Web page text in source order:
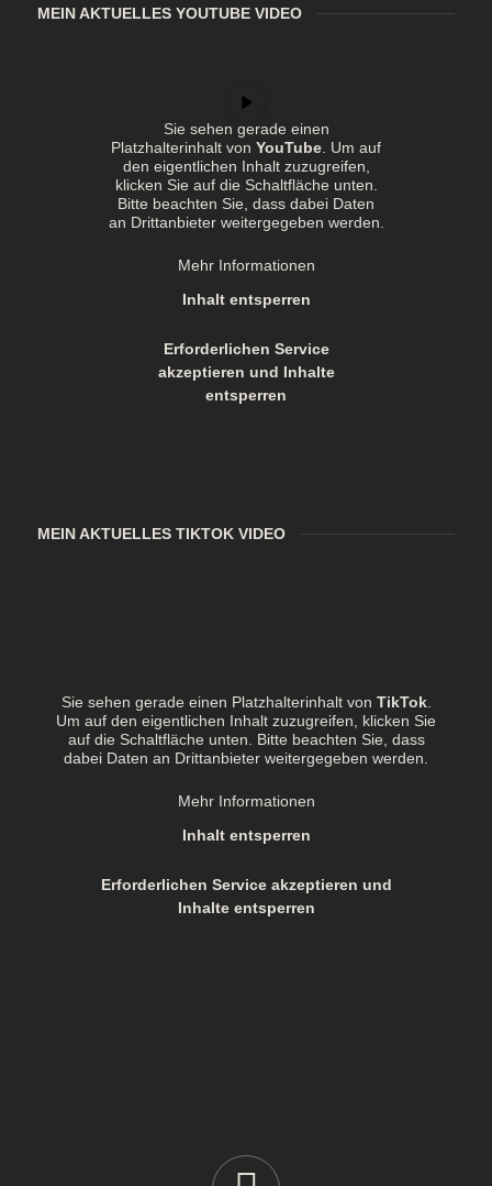
MEIN AKTUELLES YOUTUBE VIDEO
Sie sehen gerade einen
Platzhalterinhalt von YouTube . Um auf
den eigentlichen Inhalt zuzugreifen,
klicken Sie auf die Schaltfläche unten.
Bitte beachten Sie, dass dabei Daten
an Drittanbieter weitergegeben werden.
Mehr Informationen
Inhalt entsperren
Erforderlichen Service
akzeptieren und Inhalte
entsperren
MEIN AKTUELLES TIKTOK VIDEO
Sie sehen gerade einen Platzhalterinhalt von TikTok.
Um auf den eigentlichen Inhalt zuzugreifen, klicken Sie
auf die Schaltfläche unten. Bitte beachten Sie, dass
dabei Daten an Drittanbieter weitergegeben werden.
Mehr Informationen
Inhalt entsperren
Erforderlichen Service akzeptieren und
Inhalte entsperren